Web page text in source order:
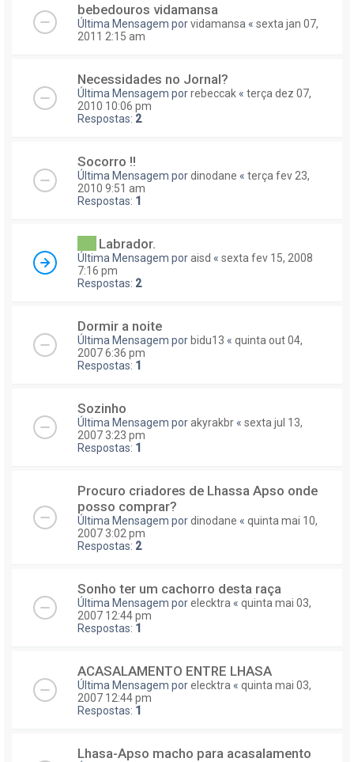
bebedouros vidamansa
Última Mensagem porvidamansa « sexta jan 07,
2011 2:15 am
Necessidades no Jornal?
Última Mensagem porrebeccak « terça dez 07,
2010 10:06 pm
Respostas: 2
Socorro !!
Última Mensagem pordinodane « terça fev 23,
2010 9:51 am
Respostas: 1
Labrador.
Última Mensagem poraisd « sexta fev 15, 2008
7:16 pm
Respostas: 2
Dormir a noite
Última Mensagem por bidu13 « quinta out 04,
2007 6:36 pm
Respostas: 1
Sozinho
Última Mensagem porakyrakbr « sexta jul 13,
2007 3:23 pm
Respostas: 1
Procuro criadores de Lhassa Apso onde
posso comprar?
Última Mensagem pordinodane « quinta mai 10,
2007 3:02 pm
Respostas: 2
Sonho ter um cachorro desta raça
Última Mensagem porelecktra « quinta mai 03,
2007 12:44 pm
Respostas: 1
ACASALAMENTO ENTRE LHASA
Última Mensagem porelecktra « quinta mai 03,
2007 12:44 pm
Respostas: 1
Lhasa-Apso macho para acasalamento